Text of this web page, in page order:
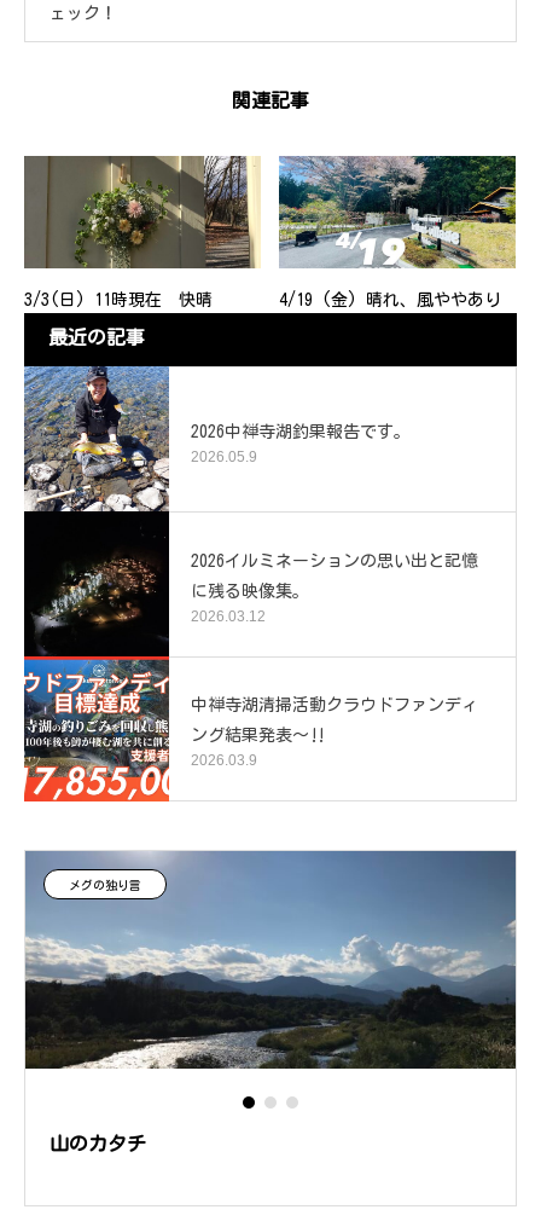
ェック！
関連記事
3/3(日) 11時現在 快晴 4/19 (金) 晴れ、風ややあり
最近の記事
2026中禅寺湖釣果報告です。
2026.05.9
2026イルミネーションの思い出と記憶
に残る映像集。
2026.03.12
中禅寺湖清掃活動クラウドファンディ
ング結果発表～‼️
2026.03.9
メグの独り言
山のカタチ